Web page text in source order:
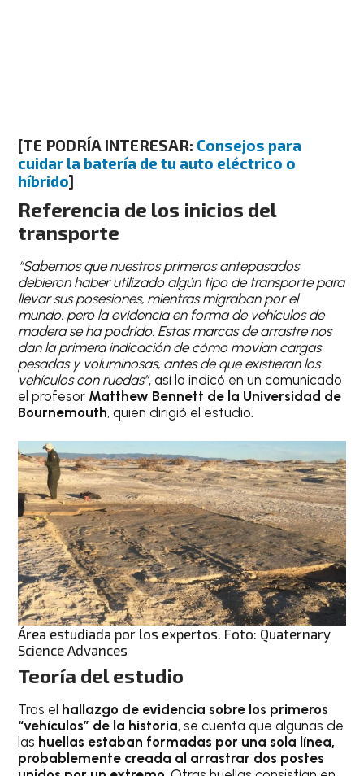
[TE PODRÍA INTERESAR: Consejos para
cuidar la batería de tu auto eléctrico o
híbrido]
Referencia de los inicios del
transporte
“Sabemos que nuestros primeros antepasados
debieron haber utilizado algún tipo de transporte para
llevar sus posesiones, mientras migraban por el
mundo, pero la evidencia en forma de vehículos de
madera se ha podrido. Estas marcas de arrastre nos
dan la primera indicación de cómo movían cargas
pesadas y voluminosas, antes de que existieran los
vehículos con ruedas”, así lo indicó en un comunicado
el profesor Matthew Bennett de la Universidad de
Bournemouth, quien dirigió el estudio.
Área estudiada por los expertos. Foto: Quaternary
Science Advances
Teoría del estudio
Tras el hallazgo de evidencia sobre los primeros
“vehículos” de la historia, se cuenta que algunas de
las huellas estaban formadas por una sola línea,
probablemente creada al arrastrar dos postes